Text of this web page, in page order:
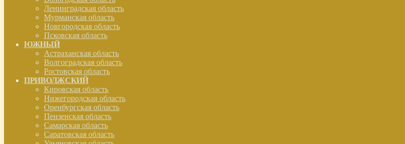
Ленинградская область
Мурманская область
Новгородская область
Псковская область
ЮЖНЫЙ
Астраханская область
Волгоградская область
Ростовская область
ПРИВОЛЖСКИЙ
Кировская область
Нижегородская область
Оренбургская область
Пензенская область
Самарская область
Саратовская область